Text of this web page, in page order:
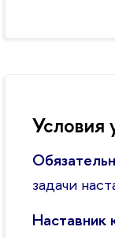
Условия
задачи
Наставник